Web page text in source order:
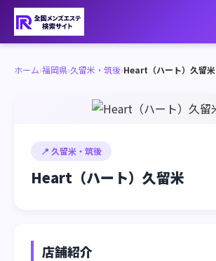
ホーム›福岡県›久留米・筑後›Heart（ハート）久留米
📍 久留米・筑後
Heart（ハート）久留米
店舗紹介